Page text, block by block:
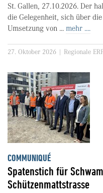
St. Gallen, 27.10.2026. Der
die Gelegenheit, sich über
Umsetzung von ... mehr ....
27. Oktober 2026 | Regionale
COMMUNIQUÉ
Spatenstich für
Schützenmattstrasse